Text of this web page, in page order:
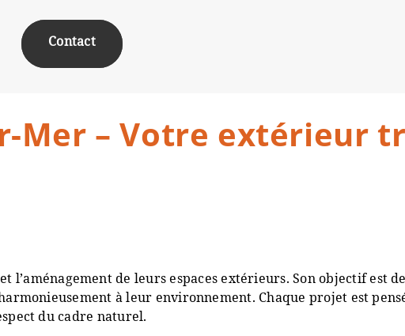
Contact
Mer – Votre extérieur
l’aménagement de leurs espaces extérieurs. Son objectif est
à leur environnement. Chaque projet est
du cadre naturel.